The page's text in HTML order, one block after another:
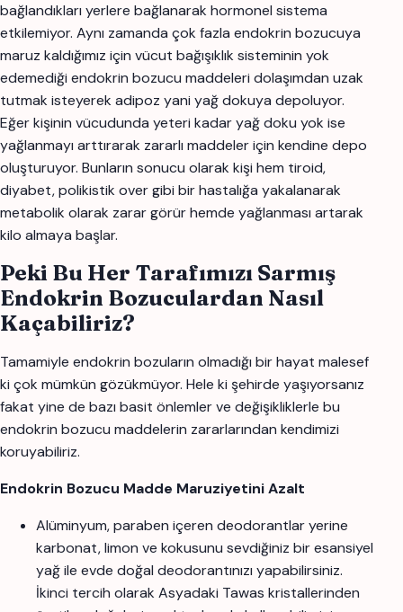
bağlandıkları yerlere bağlanarak hormonel sistema
etkilemiyor. Aynı zamanda çok fazla endokrin bozucuya
maruz kaldığımız için vücut bağışıklık sisteminin yok
edemediği endokrin bozucu maddeleri dolaşımdan uzak
tutmak isteyerek adipoz yani yağ dokuya depoluyor.
Eğer kişinin vücudunda yeteri kadar yağ doku yok ise
yağlanmayı arttırarak zararlı maddeler için kendine depo
oluşturuyor. Bunların sonucu olarak kişi hem tiroid,
diyabet, polikistik over gibi bir hastalığa yakalanarak
metabolik olarak zarar görür hemde yağlanması artarak
kilo almaya başlar.
Peki Bu Her Tarafımızı Sarmış
Endokrin Bozuculardan Nasıl
Kaçabiliriz?
Tamamiyle endokrin bozuların olmadığı bir hayat malesef
ki çok mümkün gözükmüyor. Hele ki şehirde yaşıyorsanız
fakat yine de bazı basit önlemler ve değişikliklerle bu
endokrin bozucu maddelerin zararlarından kendimizi
koruyabiliriz.
Endokrin Bozucu Madde Maruziyetini Azalt
Alüminyum, paraben içeren deodorantlar yerine
karbonat, limon ve kokusunu sevdiğiniz bir esansiyel
yağ ile evde doğal deodorantınızı yapabilirsiniz.
İkinci tercih olarak Asyadaki Tawas kristallerinden